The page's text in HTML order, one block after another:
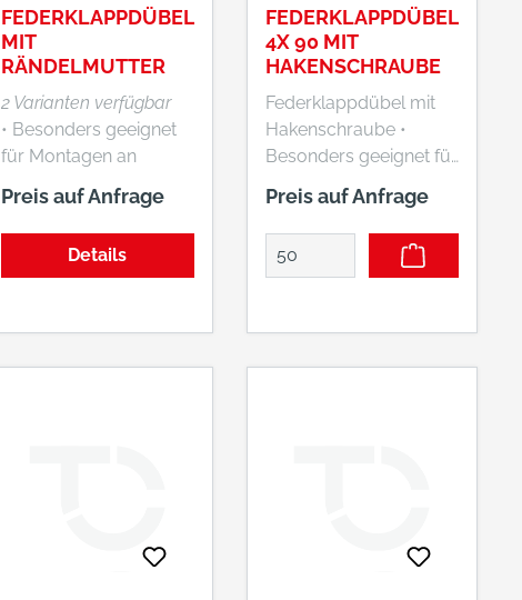
FEDERKLAPPDÜBEL
MIT
RÄNDELMUTTER
2 Varianten verfügbar
• Besonders geeignet
für Montagen an
abgehängten Decken,
Hohldecken und
Hohlwänden, speziell
im Bereich der
Preis auf Anfrage
Details
FEDERKLAPPDÜBEL
4X 90 MIT
HAKENSCHRAUBE
Federklappdübel mit
Hakenschraube •
Besonders geeignet für
Montagen an
abgehängten Decken,
Hohldecken und
Hohlwänden, speziell
Scheibe, Mutter,
info(at)smk-meister.de
Preis auf Anfrage